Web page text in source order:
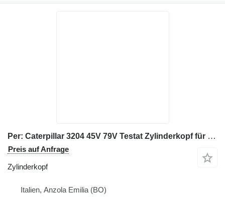
Per: Caterpillar 3204 45V 79V Testat Zylinderkopf für Bagger
Preis auf Anfrage
Zylinderkopf
Italien, Anzola Emilia (BO)